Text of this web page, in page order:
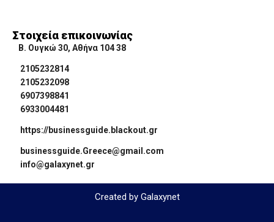
Στοιχεία επικοινωνίας
Β. Ουγκώ 30, Αθήνα 104 38
2105232814
2105232098
6907398841
6933004481
https://businessguide.blackout.gr
businessguide.Greece@gmail.com
info@galaxynet.gr
Created by Galaxynet